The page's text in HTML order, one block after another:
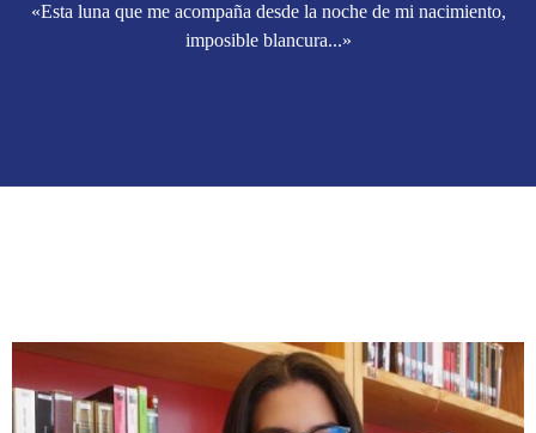
«Esta luna que me acompaña desde la noche de mi nacimiento,
imposible blancura...»